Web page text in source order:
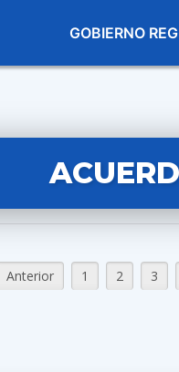
GOBIERNO
Anterior 1 2 3